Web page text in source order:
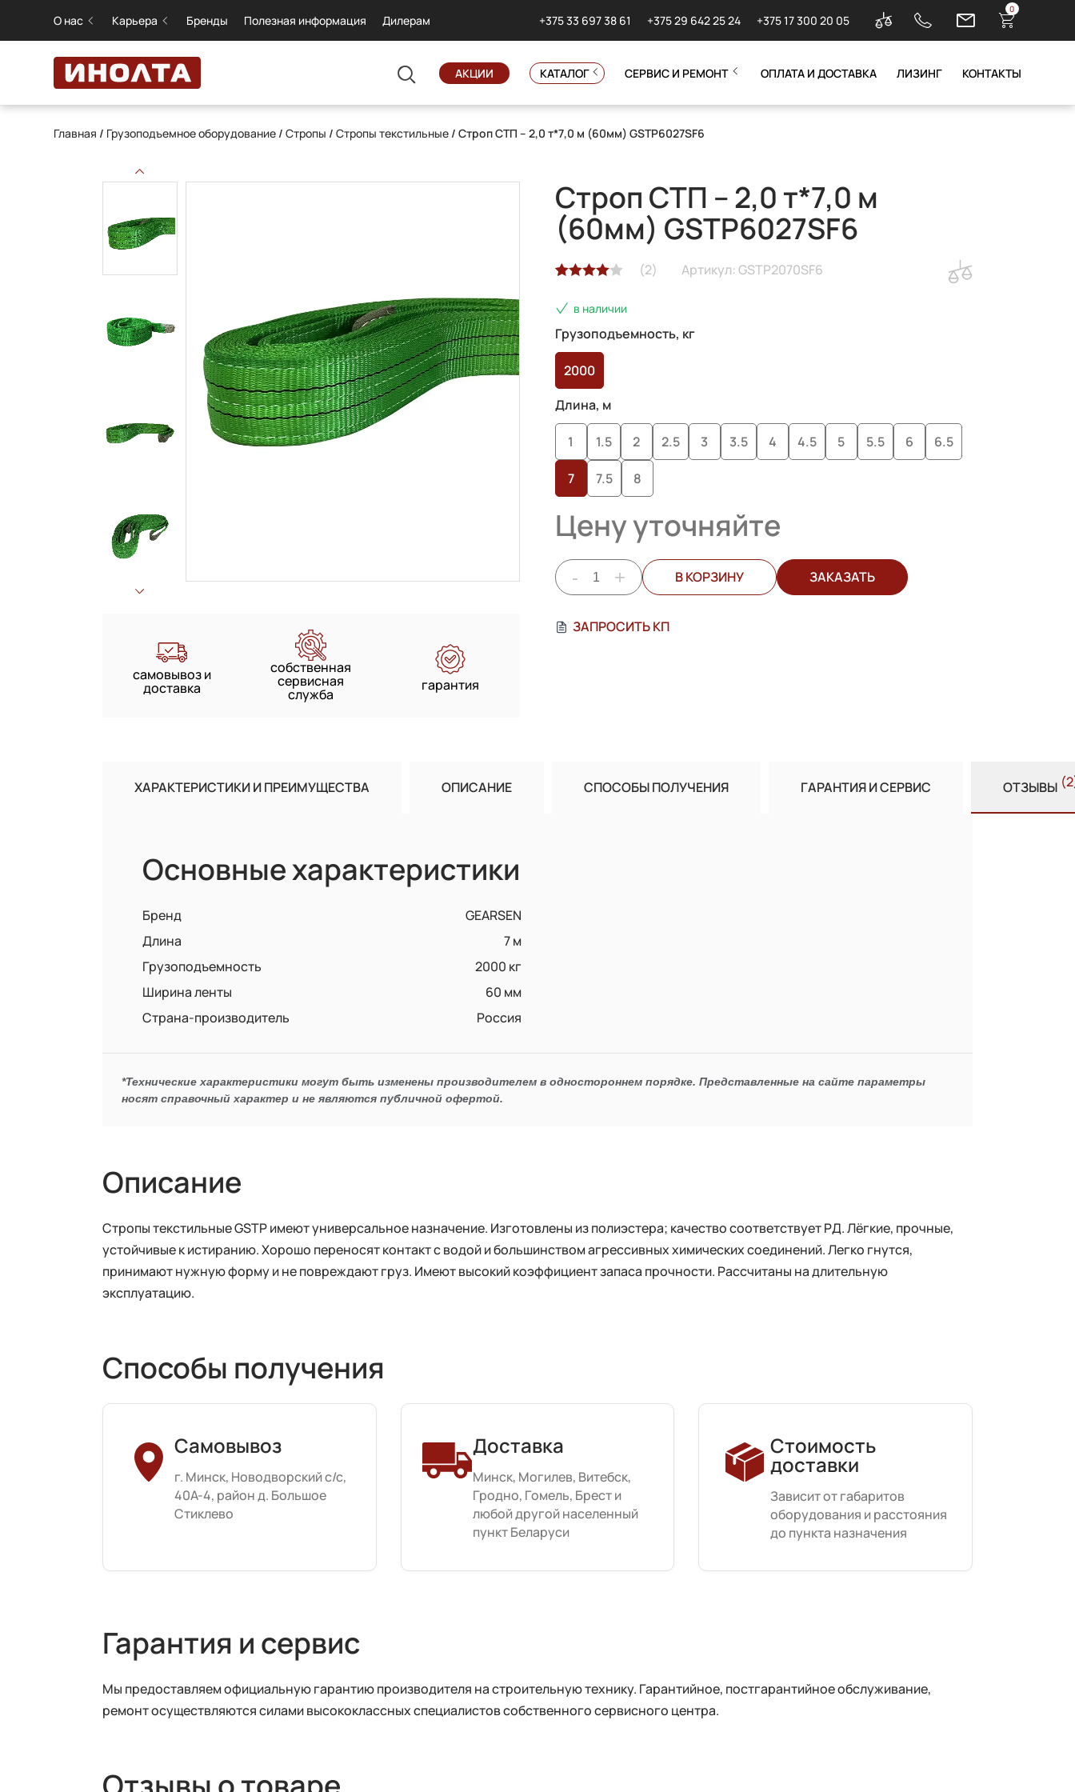
О нас Карьера Бренды Полезная информация Дилерам +375 33 697 38 61 +375 29 642 25 24 +375 17 300 20 05
0
АКЦИИ КАТАЛОГ СЕРВИС И РЕМОНТ ОПЛАТА И ДОСТАВКА ЛИЗИНГ КОНТАКТЫ
Главная / Грузоподъемное оборудование /Стропы /Стропы текстильные / Строп СТП – 2,0 т*7,0 м (60мм) GSTP6027SF6
самовывоз и
доставка
собственная
сервисная
служба
гарантия
Строп СТП – 2,0 т*7,0 м
(60мм) GSTP6027SF6
4.00из 5
на основе
пользователей
(2) Артикул: GSTP2070SF6
в наличии
Грузоподъемность, кг
2000
Длина, м
1 1.5 2 2.5 3 3.5 4 4.5 5 5.5 6 6.5
7 7.5 8
Цену уточняйте
- + В КОРЗИНУ ЗАКАЗАТЬ
ЗАПРОСИТЬ КП
ХАРАКТЕРИСТИКИ И ПРЕИМУЩЕСТВА ОПИСАНИЕ СПОСОБЫ ПОЛУЧЕНИЯ ГАРАНТИЯ И СЕРВИС ОТЗЫВЫ
Основные характеристики
Бренд
GEARSEN
Длина
7 м
Грузоподъемность
2000 кг
Ширина ленты
60 мм
Страна-производитель
Россия
*Технические характеристики могут быть изменены производителем в одностороннем порядке. Представленные на сайте параметры
носят справочный характер и не являются публичной офертой.
Описание
Стропы текстильные GSTP имеют универсальное назначение. Изготовлены из полиэстера; качество соответствует РД. Лёгкие, прочные,
устойчивые к истиранию. Хорошо переносят контакт с водой и большинством агрессивных химических соединений. Легко гнутся,
принимают нужную форму и не повреждают груз. Имеют высокий коэффициент запаса прочности. Рассчитаны на длительную
эксплуатацию.
Способы получения
Самовывоз
г. Минск, Новодворский с/с,
40А-4, район д. Большое
Стиклево
Доставка
Минск, Могилев, Витебск,
Гродно, Гомель, Брест и
любой другой населенный
пункт Беларуси
Стоимость
доставки
Зависит от габаритов
оборудования и расстояния
до пункта назначения
Гарантия и сервис
Мы предоставляем официальную гарантию производителя на строительную технику. Гарантийное, постгарантийное обслуживание,
ремонт осуществляются силами высококлассных специалистов собственного сервисного центра.